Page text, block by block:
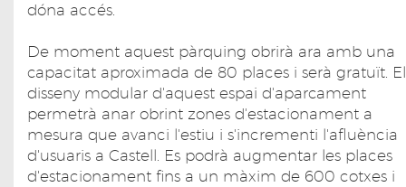
dóna accés.
De moment aquest pàrquing obrirà ara amb una
capacitat aproximada de 80 places i serà gratuït. El
disseny modular d'aquest espai d'aparcament
permetrà anar obrint zones d'estacionament a
mesura que avanci l'estiu i s'incrementi l'afluència
d'usuaris a Castell. Es podrà augmentar les places
d'estacionament fins a un màxim de 600 cotxes i